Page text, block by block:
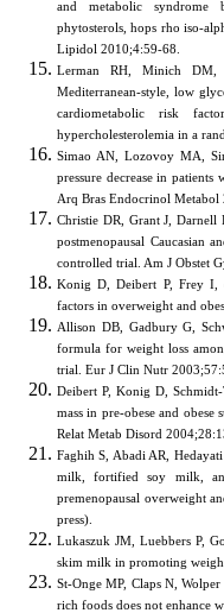
and metabolic syndrome
phytosterols, hops rho iso-
Lipidol 2010;4:59-68.
Lerman RH, Minich
Mediterranean-style, low
cardiometabolic risk
hypercholesterolemia in a
Simao AN, Lozovoy MA,
pressure decrease in
Arq Bras Endocrinol Metabol
Christie DR, Grant J, Darnell
postmenopausal Caucasian
controlled trial. Am J Obstet
Konig D, Deibert P, Frey I,
factors in overweight and
Allison DB, Gadbury G,
formula for weight loss
trial. Eur J Clin Nutr
Deibert P, Konig D,
mass in pre-obese and
Relat Metab Disord
Faghih S, Abadi AR,
milk, fortified soy milk,
premenopausal overweight
press).
Lukaszuk JM, Luebbers P,
skim milk in promoting
St-Onge MP, Claps N,
rich foods does not enhance